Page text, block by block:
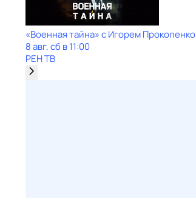
«Военная тайна» с Игорем Прокопенко
8 авг, сб в 11:00
РЕН ТВ